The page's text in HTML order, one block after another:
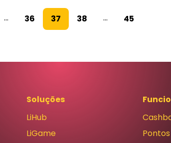
... 36 37 38 ... 45
Soluções
LiHub
LiGame
Pontos